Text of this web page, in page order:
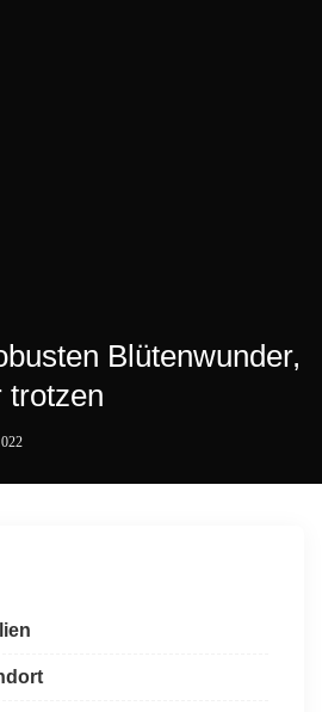
Blütenwunder,
trotzen